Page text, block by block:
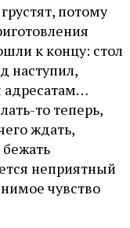
потому
к концу: стол
наступил,
адресатам…
то теперь,
ждать,
неприятный
чувство